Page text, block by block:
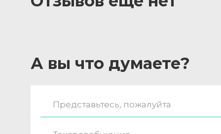
А вы что думаете?